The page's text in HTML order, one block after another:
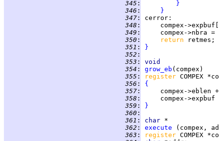
345 :
}
346 :
}
347 : cerror
348 :
     compex->expbuf[
349 :
     compex->nbra =
350 : return
351 :
}
352 :
353 :
void
354 : grow_eb
355 :
register
356 :
{
357 :
compex->eblen
358 :
compex-
359 :
}
360 :
361 : char
362 :
execute
363 :
register